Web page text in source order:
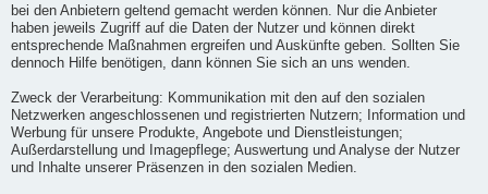
bei den Anbietern geltend gemacht werden können. Nur die Anbieter
haben jeweils Zugriff auf die Daten der Nutzer und können direkt
entsprechende Maßnahmen ergreifen und Auskünfte geben. Sollten Sie
dennoch Hilfe benötigen, dann können Sie sich an uns wenden.
Zweck der Verarbeitung: Kommunikation mit den auf den sozialen
Netzwerken angeschlossenen und registrierten Nutzern; Information und
Werbung für unsere Produkte, Angebote und Dienstleistungen;
Außerdarstellung und Imagepflege; Auswertung und Analyse der Nutzer
und Inhalte unserer Präsenzen in den sozialen Medien.